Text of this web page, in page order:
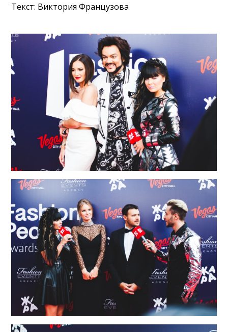
Текст: Виктория Французова